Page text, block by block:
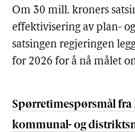
Om 30 mill. kroners
effektivisering av plan-
satsingen regjeringen
for 2026 for å nå målet
Spørretimespørsmål
kommunal- og